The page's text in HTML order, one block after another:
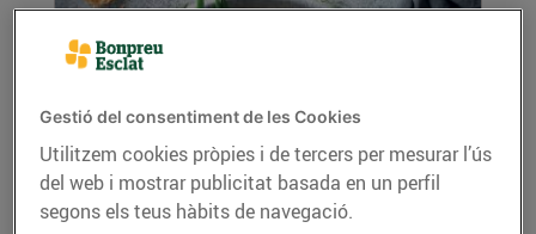
Recepta de mongeta tendra a la carbonara
06/d’agost/2019
Gestió del consentiment de les Cookies
Utilitzem cookies pròpies i de tercers per mesurar l’ús
del web i mostrar publicitat basada en un perfil
segons els teus hàbits de navegació.